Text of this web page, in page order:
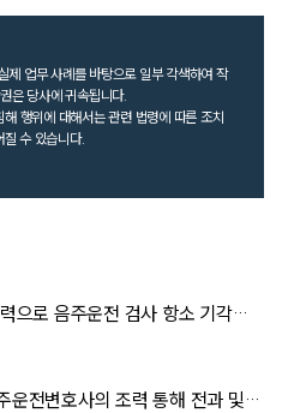
제 업무 사례를 바탕으로 일부 각색하여 작
은 당사에 귀속됩니다.
행위에 대해서는 관련 법령에 따른 조치
질 수 있습니다.
[음주운전범죄 무죄] 변호사 조력으로 음주운전 검사 항소 기각돼 무죄 유지
[음주운전변호사 조력사례] 음주운전변호사의 조력 통해 전과 및 사고에도 불구, 집행유예 받아냄